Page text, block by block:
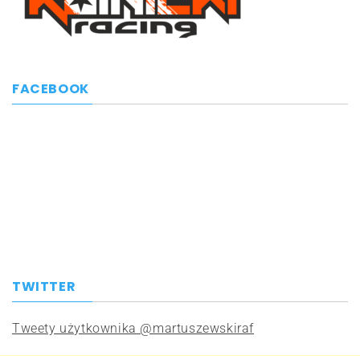
FACEBOOK
TWITTER
Tweety użytkownika @martuszewskiraf